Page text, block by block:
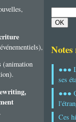
(animation
.
Notes
●●●
ses
●●●
Ces